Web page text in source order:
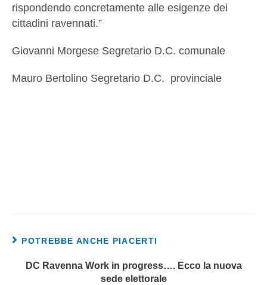
rispondendo concretamente alle esigenze dei
cittadini ravennati.”
Giovanni Morgese Segretario D.C. comunale
Mauro Bertolino Segretario D.C. provinciale
POTREBBE ANCHE PIACERTI
DC Ravenna Work in progress…. Ecco la nuova
sede elettorale